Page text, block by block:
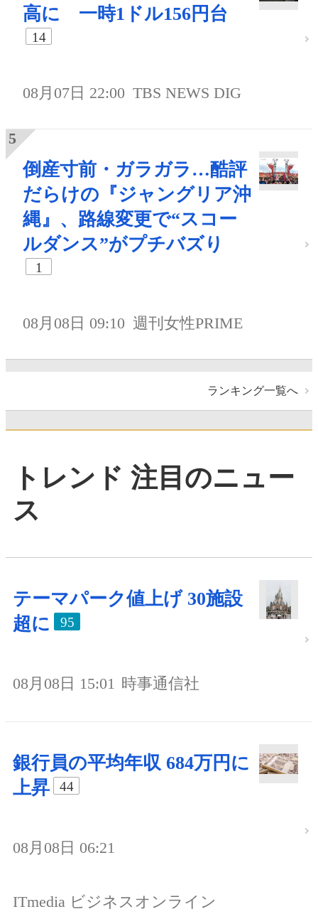
高に 一時1ドル156円台
14
08月07日 22:00 TBS NEWS DIG
倒産寸前・ガラガラ…酷評
だらけの『ジャングリア沖
縄』、路線変更で“スコー
ルダンス”がプチバズり
1
08月08日 09:10 週刊女性PRIME
ランキング一覧へ
トレンド 注目のニュー
ス
テーマパーク値上げ 30施設
超に
95
08月08日 15:01 時事通信社
銀行員の平均年収 684万円に
上昇
44
08月08日 06:21
ITmedia ビジネスオンライン